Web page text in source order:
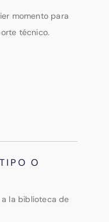
momento para
técnico.
O
la biblioteca de